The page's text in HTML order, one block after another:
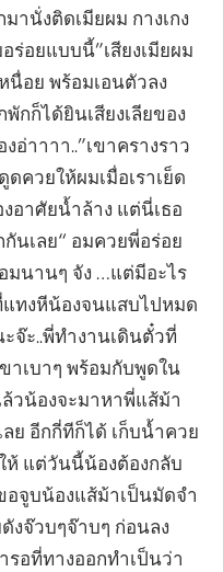
านั่งติดเมียผม กางเกง
อยแบบนี้”เสียงเมียผม
นื่อย พร้อมเอนตัวลง
กก็ได้ยินเสียงเลียของ
าาาา..”เขาครางราว
ดควยให้ผมเมื่อเราเย็ด
งอาศัยน้ำล้าง แต่นี่เธอ
นเลย“ อมควยพี่อร่อย
มนานๆ จัง …แต่มีอะไร
ทงหีน้องจนแสบไปหมด
จ๊ะ..พี่ทำงานเดินตั๋วที่
าเบาๆ พร้อมกับพูดใน
วน้องจะมาหาพี่แส้ม้า
ย อีกกี่ทีก็ได้ เก็บน้ำควย
ห้ แต่วันนี้น้องต้องกลับ
อจูบน้องแส้ม้าเป็นมัดจำ
งจ๊วบๆจ๊าบๆ ก่อนลง
รอที่ทางออกทำเป็นว่า